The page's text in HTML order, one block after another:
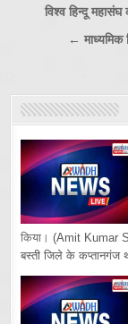
Postविश्व हिन्दू
← माध्यमिक
किया। (Amit Kumar
बस्ती जिले के कप्तानगंज